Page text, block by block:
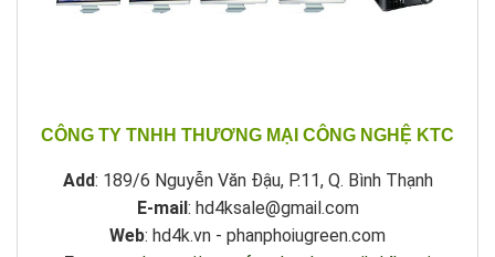
CÔNG TY TNHH THƯƠNG MẠI CÔNG NGHỆ KTC
Add: 189/6 Nguyễn Văn Đậu, P.11, Q. Bình Thạnh
E-mail: hd4ksale@gmail.com
Web: hd4k.vn - phanphoiugreen.com